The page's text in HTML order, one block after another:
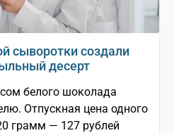
сыворотки создали
десерт
белого шоколада
Отпускная цена одного
грамм — 127 рублей